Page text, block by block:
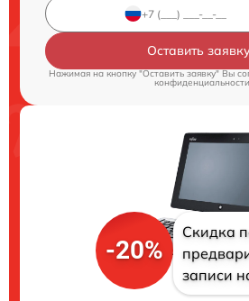
Оставить
Нажимая на кнопку "Оставить заявку" Вы
конфиденциальности
-20%
Скидка
записи